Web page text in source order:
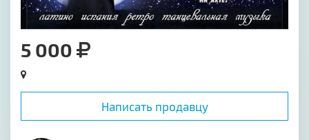
5 000
Написать продавцу